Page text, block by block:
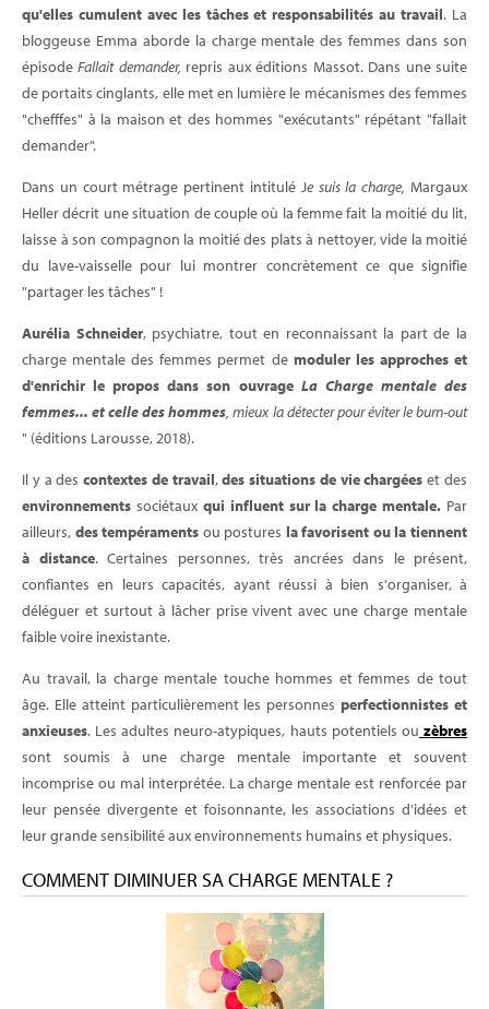
qu'elles cumulent avec les tâches et responsabilités au travail. La
bloggeuse Emma aborde la charge mentale des femmes dans son
épisodeFallait demander, repris aux éditions Massot. Dans une suite
de portaits cinglants, elle met en lumière le mécanismes des femmes
"chefffes" à la maison et des hommes "exécutants" répétant "fallait
demander".
Dans un court métrage pertinent intitulé Je suis la charge, Margaux
Heller décrit une situation de couple où la femme fait la moitié du lit,
laisse à son compagnon la moitié des plats à nettoyer, vide la moitié
du lave-vaisselle pour lui montrer concrètement ce que signifie
"partager les tâches" !
Aurélia Schneider, psychiatre, tout en reconnaissant la part de la
charge mentale des femmes permet de moduler les approches et
d'enrichir le propos dans son ouvrage La Charge mentale des
femmes... et celle des hommes, mieux la détecter pour éviter le burn-out
" (éditions Larousse, 2018).
Il y a descontextes de travail,des situations de vie chargées et des
environnements sociétaux qui influent sur la charge mentale. Par
ailleurs, des tempéraments ou postures la favorisent ou la tiennent
à distance. Certaines personnes, très ancrées dans le présent,
confiantes en leurs capacités, ayant réussi à bien s'organiser, à
déléguer et surtout à lâcher prise vivent avec une charge mentale
faible voire inexistante.
Au travail, la charge mentale touche hommes et femmes de tout
âge. Elle atteint particulièrement les personnes perfectionnistes et
anxieuses. Les adultes neuro-atypiques, hauts potentiels ou zèbres
sont soumis à une charge mentale importante et souvent
incomprise ou mal interprétée. La charge mentale est renforcée par
leur pensée divergente et foisonnante, les associations d'idées et
leur grande sensibilité aux environnements humains et physiques.
COMMENT DIMINUER SA CHARGE MENTALE ?